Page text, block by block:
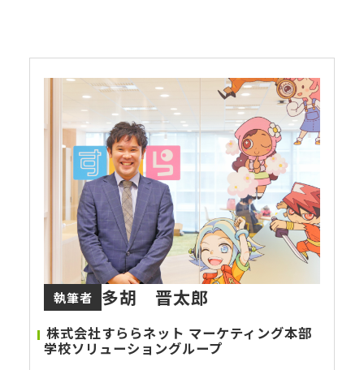
執筆者 多胡 晋太郎
株式会社すららネット マーケティング本部
学校ソリューショングループ